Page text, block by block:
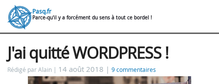
Pasq.fr
Parce-qu'il y a forcément du sens à tout ce bordel !
J'ai quitté WORDPRESS !
Rédigé par Alain 14 août 2018 | 9 commentaires